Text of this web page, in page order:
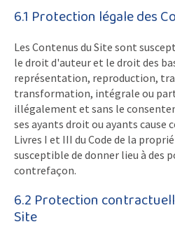
6.1 Protection légale des
Les Contenus du Site sont
le droit d'auteur et le droit des
représentation, reproduction,
transformation, intégrale ou
illégalement et sans le
ses ayants droit ou ayants cause
Livres I et III du Code de la
susceptible de donner lieu à des
contrefaçon.
6.2 Protection
Site